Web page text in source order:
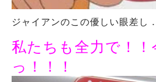
ジャイアンのこの優しい眼差し
私たちも全力で！
っ！！！